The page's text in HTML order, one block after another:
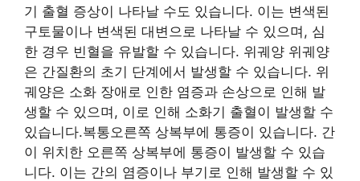
기 출혈 증상이 나타날 수도 있습니다. 이는 변색된
구토물이나 변색된 대변으로 나타날 수 있으며, 심
한 경우 빈혈을 유발할 수 있습니다. 위궤양 위궤양
은 간질환의 초기 단계에서 발생할 수 있습니다. 위
궤양은 소화 장애로 인한 염증과 손상으로 인해 발
생할 수 있으며, 이로 인해 소화기 출혈이 발생할 수
있습니다.복통오른쪽 상복부에 통증이 있습니다. 간
이 위치한 오른쪽 상복부에 통증이 발생할 수 있습
니다. 이는 간의 염증이나 부기로 인해 발생할 수 있